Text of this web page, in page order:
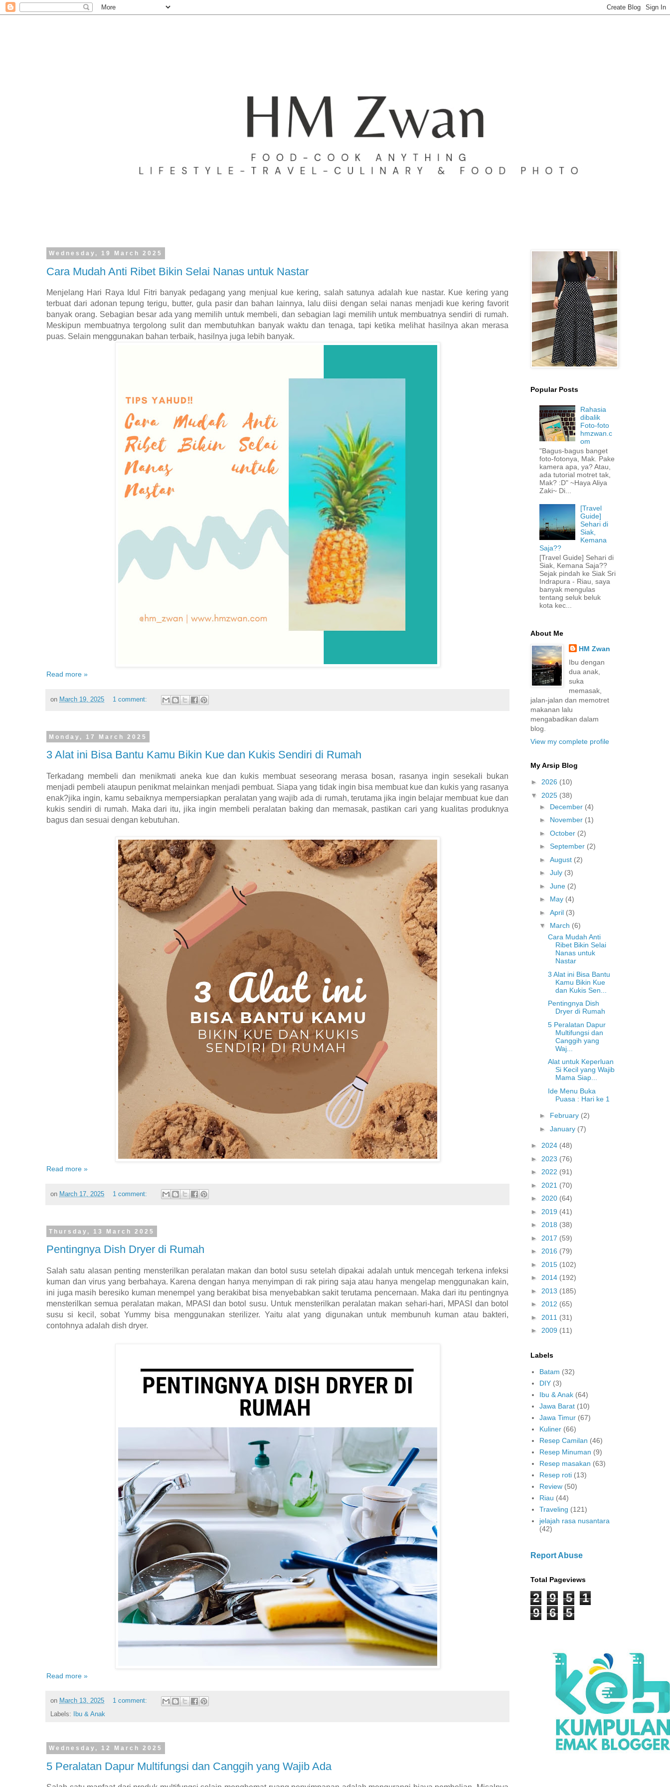
Wednesday, 19 March 2025
Cara Mudah Anti Ribet Bikin Selai Nanas untuk Nastar
Menjelang Hari Raya Idul Fitri banyak pedagang yang menjual kue kering, salah satunya adalah kue nastar. Kue kering yang
terbuat dari adonan tepung terigu, butter, gula pasir dan bahan lainnya, lalu diisi dengan selai nanas menjadi kue kering favorit
banyak orang. Sebagian besar ada yang memilih untuk membeli, dan sebagian lagi memilih untuk membuatnya sendiri di rumah.
Meskipun membuatnya tergolong sulit dan membutuhkan banyak waktu dan tenaga, tapi ketika melihat hasilnya akan merasa
puas. Selain menggunakan bahan terbaik, hasilnya juga lebih banyak.
Read more »
on March 19, 2025 1 comment:
Monday, 17 March 2025
3 Alat ini Bisa Bantu Kamu Bikin Kue dan Kukis Sendiri di Rumah
Terkadang membeli dan menikmati aneka kue dan kukis membuat seseorang merasa bosan, rasanya ingin sesekali bukan
menjadi pembeli ataupun penikmat melainkan menjadi pembuat. Siapa yang tidak ingin bisa membuat kue dan kukis yang rasanya
enak?jika ingin, kamu sebaiknya mempersiapkan peralatan yang wajib ada di rumah, terutama jika ingin belajar membuat kue dan
kukis sendiri di rumah. Maka dari itu, jika ingin membeli peralatan baking dan memasak, pastikan cari yang kualitas produknya
bagus dan sesuai dengan kebutuhan.
Read more »
on March 17, 2025 1 comment:
Thursday, 13 March 2025
Pentingnya Dish Dryer di Rumah
Salah satu alasan penting mensterilkan peralatan makan dan botol susu setelah dipakai adalah untuk mencegah terkena infeksi
kuman dan virus yang berbahaya. Karena dengan hanya menyimpan di rak piring saja atau hanya mengelap menggunakan kain,
ini juga masih beresiko kuman menempel yang berakibat bisa menyebabkan sakit terutama pencernaan. Maka dari itu pentingnya
mensterilkan semua peralatan makan, MPASI dan botol susu. Untuk mensterilkan peralatan makan sehari-hari, MPASI dan botol
susu si kecil, sobat Yummy bisa menggunakan sterilizer. Yaitu alat yang digunakan untuk membunuh kuman atau bakteri,
contohnya adalah dish dryer.
Read more »
on March 13, 2025
1 comment:
Labels:
Ibu & Anak
Wednesday, 12 March 2025
5 Peralatan Dapur Multifungsi dan Canggih yang Wajib Ada
Popular Posts
Rahasia
dibalik
Foto-foto
hmzwan.c
om
"Bagus-bagus banget
foto-fotonya, Mak. Pake
kamera apa, ya? Atau,
ada tutorial motret tak,
Mak? :D" ~Haya Aliya
Zaki~ Di...
[Travel
Guide]
Sehari di
Siak,
Kemana
Saja??
[Travel Guide] Sehari di
Siak, Kemana Saja??
Sejak pindah ke Siak Sri
Indrapura - Riau, saya
banyak mengulas
tentang seluk beluk
kota kec...
About Me
HM Zwan
Ibu dengan
dua anak,
suka
memasak,
jalan-jalan dan memotret
makanan lalu
mengabadikan dalam
blog.
View my complete profile
My Arsip Blog
► 2026 (10)
▼ 2025 (38)
► December (4)
► November (1)
► October (2)
► September (2)
► August (2)
► July (3)
► June (2)
► May (4)
► April (3)
▼ March (6)
Cara Mudah Anti
Ribet Bikin Selai
Nanas untuk
Nastar
3 Alat ini Bisa Bantu
Kamu Bikin Kue
dan Kukis Sen...
Pentingnya Dish
Dryer di Rumah
5 Peralatan Dapur
Multifungsi dan
Canggih yang
Waj...
Alat untuk Keperluan
Si Kecil yang Wajib
Mama Siap...
Ide Menu Buka
Puasa : Hari ke 1
► February (2)
► January (7)
► 2024 (48)
► 2023 (76)
► 2022 (91)
► 2021 (70)
► 2020 (64)
► 2019 (41)
► 2018 (38)
► 2017 (59)
► 2016 (79)
► 2015 (102)
► 2014 (192)
► 2013 (185)
► 2012 (65)
► 2011 (31)
► 2009 (11)
Labels
Batam (32)
DIY (3)
Ibu & Anak (64)
Jawa Barat (10)
Jawa Timur (67)
Kuliner (66)
Resep Camilan (46)
Resep Minuman (9)
Resep masakan (63)
Resep roti (13)
Review (50)
Riau (44)
Traveling (121)
jelajah rasa nusantara
(42)
Report Abuse
Total Pageviews
2 9 5
1
9
6 5